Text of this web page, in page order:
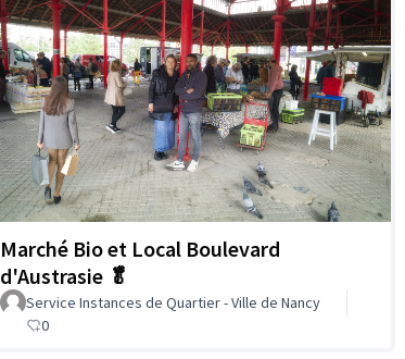
Marché Bio et Local Boulevard
d'Austrasie 🥬
Service Instances de Quartier - Ville de Nancy
0